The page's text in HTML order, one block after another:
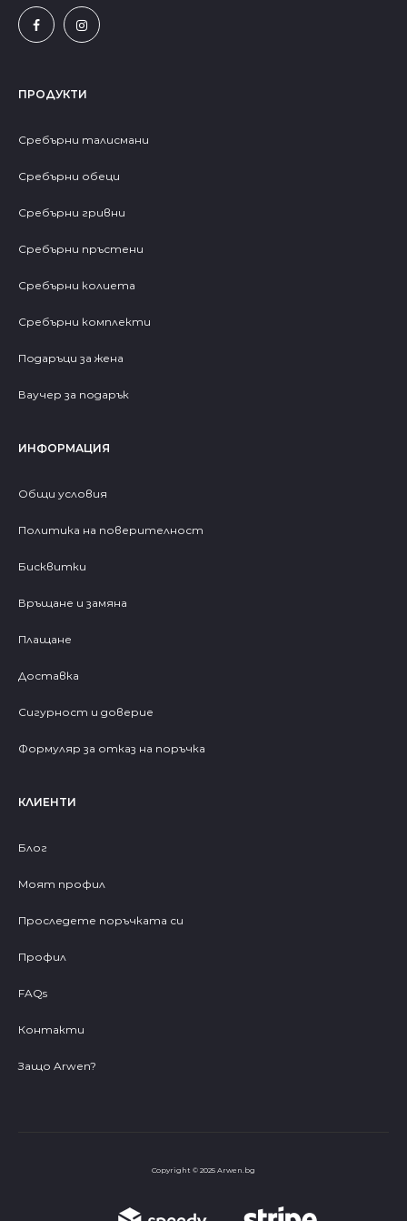
ПРОДУКТИ
Сребърни талисмани
Сребърни обеци
Сребърни гривни
Сребърни пръстени
Сребърни колиета
Сребърни комплекти
Подаръци за жена
Ваучер за подарък
ИНФОРМАЦИЯ
Общи условия
Политика на поверителност
Бисквитки
Връщане и замяна
Плащане
Доставка
Сигурност и доверие
Формуляр за отказ на поръчка
КЛИЕНТИ
Блог
Моят профил
Проследете поръчката си
Профил
FAQs
Контакти
Защо Arwen?
Copyright © 2025 Arwen.bg